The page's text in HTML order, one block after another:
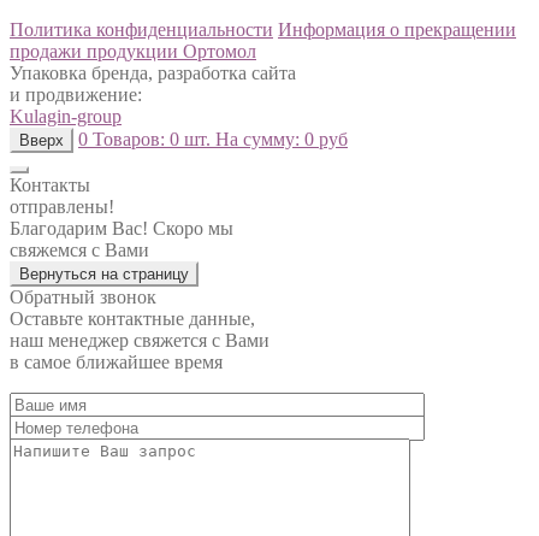
Политика конфиденциальности Информация о прекращении
продажи продукции Ортомол
Упаковка бренда, разработка сайта
и продвижение:
Kulagin-group
Вверх 0 Товаров: 0 шт. На сумму: 0 руб
Контакты
отправлены!
Благодарим Вас! Скоро мы
свяжемся с Вами
Вернуться на страницу
Обратный звонок
Оставьте контактные данные,
наш менеджер свяжется с Вами
в самое ближайшее время